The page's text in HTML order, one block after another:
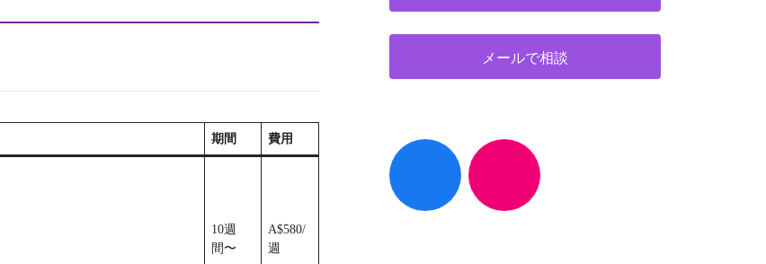
期間 費用
10週
間〜
A$580/
週
メールで相談